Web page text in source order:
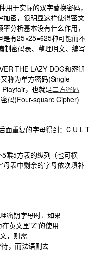
于实际的双字替换密码，
加密，很明显这样使得密文
分析基本没有什么作用，
是有25×25=625种可能而不
制密码表、整理明文、编写
THE LAZY DOG和密钥
称为单方密码(Single
，也就是二方密码
码(Four-square Cipher)
面重复的字母得到：C U L T
乘5方表的纵列（也可横
表中剩余的字母依次填补
密钥字母时，如果
英文里"Z"的使用
，则需
，而法语则去